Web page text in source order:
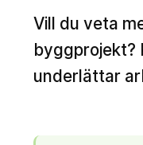
Vill du veta
byggprojekt?
underlättar